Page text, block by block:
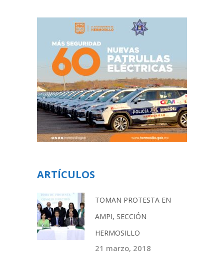
ARTÍCULOS
TOMAN PROTESTA EN
AMPI, SECCIÓN
HERMOSILLO
21 marzo, 2018